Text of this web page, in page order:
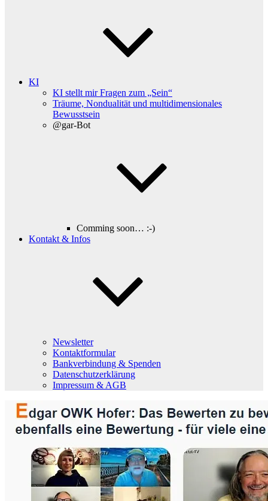
KI
KI stellt mir Fragen zum „Sein“
Träume, Nondualität und multidimensionales
Bewusstsein
@gar-Bot
Comming soon… :-)
Kontakt & Infos
Newsletter
Kontaktformular
Bankverbindung & Spenden
Datenschutzerklärung
Impressum & AGB